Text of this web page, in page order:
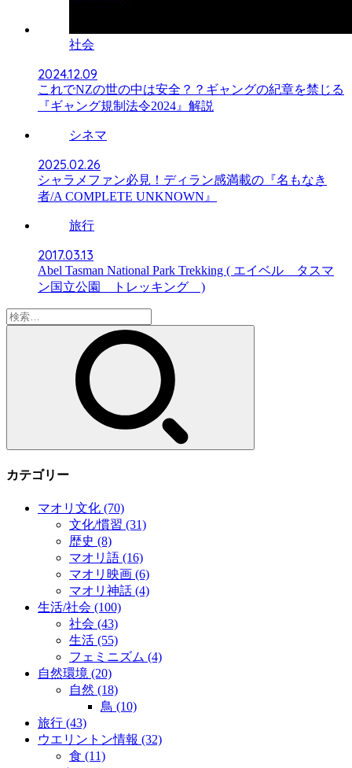
社会
2024.12.09
これでNZの世の中は安全？？ギャングの紀章を禁じる
『ギャング規制法令2024』解説
シネマ
2025.02.26
シャラメファン必見！ディラン感満載の『名もなき
者/A COMPLETE UNKNOWN』
旅行
2017.03.13
Abel Tasman National Park Trekking ( エイベル タスマ
ン国立公園 トレッキング )
検
索:
カテゴリー
マオリ文化 (70)
文化/慣習 (31)
歴史 (8)
マオリ語 (16)
マオリ映画 (6)
マオリ神話 (4)
生活/社会 (100)
社会 (43)
生活 (55)
フェミニズム (4)
自然環境 (20)
自然 (18)
鳥 (10)
旅行 (43)
ウエリントン情報 (32)
食 (11)